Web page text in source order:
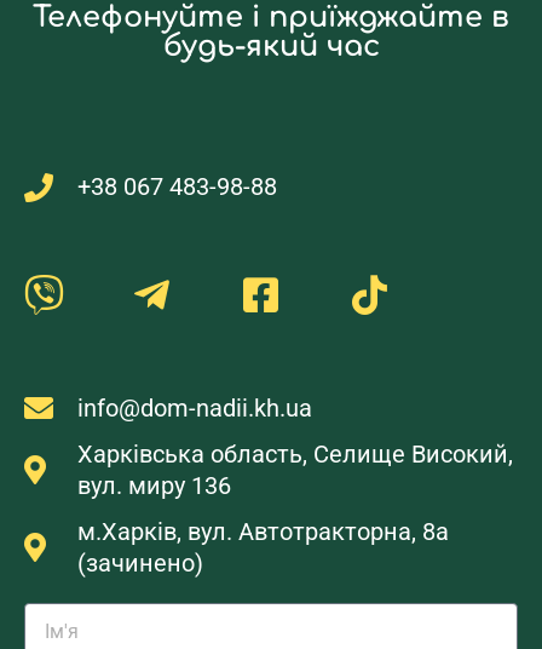
Телефонуйте і приїжджайте в
будь-який час
+38 067 483-98-88
info@dom-nadii.kh.ua
Харківська область, Селище Високий,
вул. миру 136
м.Харків, вул. Автотракторна, 8а
(зачинено)